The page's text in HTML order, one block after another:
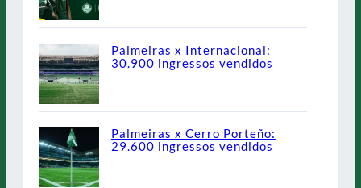
Palmeiras x Internacional:
30.900 ingressos vendidos
Palmeiras x Cerro Porteño:
29.600 ingressos vendidos